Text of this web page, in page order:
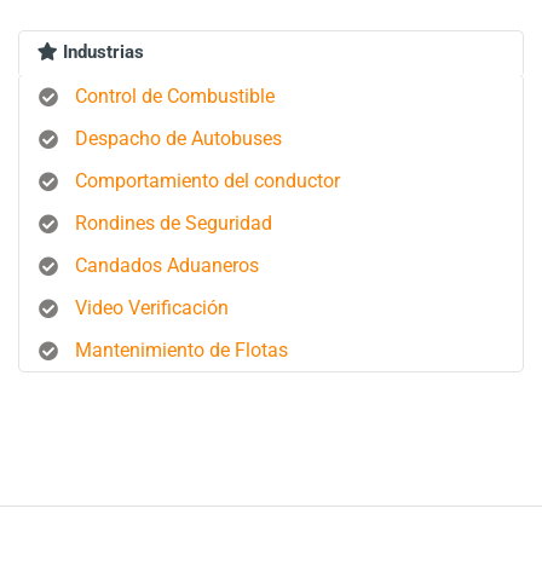
Industrias
Control de Combustible
Despacho de Autobuses
Comportamiento del conductor
Rondines de Seguridad
Candados Aduaneros
Video Verificación
Mantenimiento de Flotas